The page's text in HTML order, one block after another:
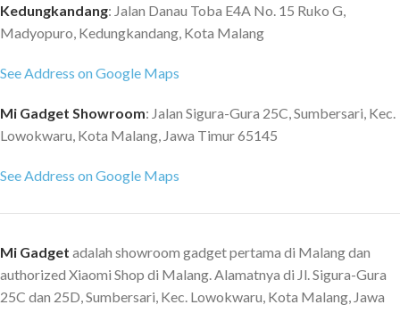
Kedungkandang: Jalan Danau Toba E4A No. 15 Ruko G,
Madyopuro, Kedungkandang, Kota Malang
See Address on Google Maps
Mi Gadget Showroom: Jalan Sigura-Gura 25C, Sumbersari, Kec.
Lowokwaru, Kota Malang, Jawa Timur 65145
See Address on Google Maps
Mi Gadget adalah showroom gadget pertama di Malang dan
authorized Xiaomi Shop di Malang. Alamatnya di Jl. Sigura-Gura
25C dan 25D, Sumbersari, Kec. Lowokwaru, Kota Malang, Jawa